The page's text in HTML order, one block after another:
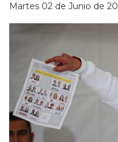
Martes 02 de Junio de